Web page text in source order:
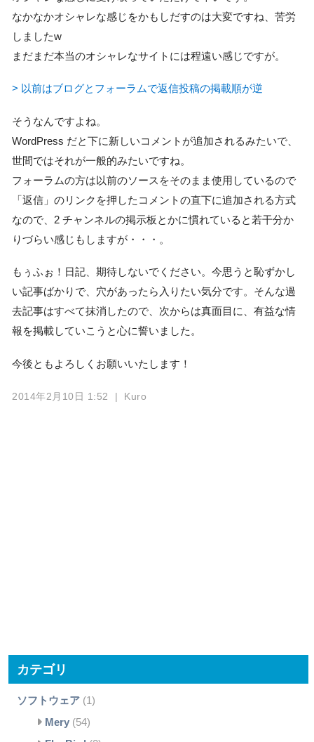
なかなかオシャレな感じをかもしだすのは大変ですね、苦労
しましたw
まだまだ本当のオシャレなサイトには程遠い感じですが。
> 以前はブログとフォーラムで返信投稿の掲載順が逆
そうなんですよね。
WordPress だと下に新しいコメントが追加されるみたいで、
世間ではそれが一般的みたいですね。
フォーラムの方は以前のソースをそのまま使用しているので
「返信」のリンクを押したコメントの直下に追加される方式
なので、2 チャンネルの掲示板とかに慣れていると若干分か
りづらい感じもしますが・・・。
もぅふぉ！日記、期待しないでください。今思うと恥ずかし
い記事ばかりで、穴があったら入りたい気分です。そんな過
去記事はすべて抹消したので、次からは真面目に、有益な情
報を掲載していこうと心に誓いました。
今後ともよろしくお願いいたします！
2014年2月10日 1:52 | Kuro
カテゴリ
ソフトウェア(1)
Mery(54)